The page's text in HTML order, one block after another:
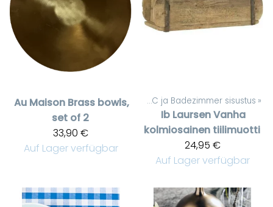
Au Maison Brass bowls,
set of 2
33,90 €
Auf Lager verfügbar
Artikel WC ja Badezimmer sisustus ‪»
Ib LaursenVanha
kolmiosainen tiilimuotti
24,95 €
Auf Lager verfügbar